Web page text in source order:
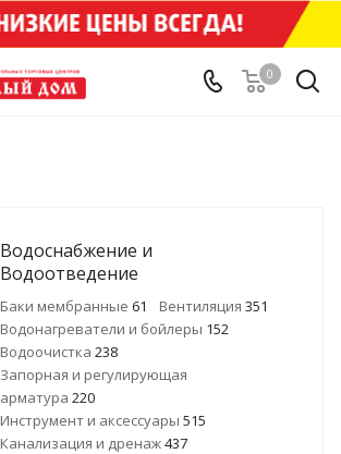
0
Водоснабжение и
Водоотведение
Баки мембранные 61 Вентиляция 351
Водонагреватели и бойлеры 152
Водоочистка 238
Запорная и регулирующая
арматура 220
Инструмент и аксессуары 515
Канализация и дренаж437